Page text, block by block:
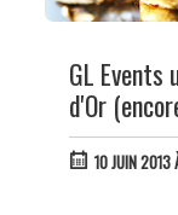
GL Events
d'Or
10 JUIN 2013